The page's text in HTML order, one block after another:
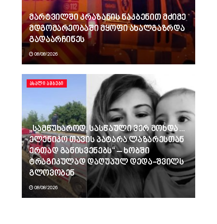
მარტვილში კრაზანის ნაკბენით მძიმე
მდგომარეობაში მყოფი ახალგაზრდა
გადაარჩინეს
08/08/2026
ᲐᲮᲐᲚᲘ ᲐᲛᲑᲔᲑᲘ
„სამწუხაროდ, სასწაული ვერ მოხდა…
ელენიკო თავის პატარა ლაზარესთან
ერთად განისვენებს“ – ხობში
ტრაგიკულად დაღუპულ დედა-შვილს
გლოვობენ
08/08/2026